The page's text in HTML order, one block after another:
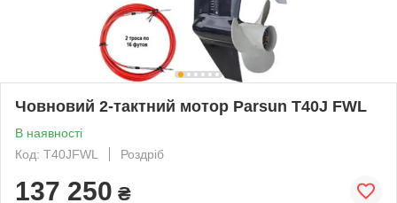
Човновий 2-тактний мотор Parsun T40J FWL
В наявності
Код: T40JFWL
Роздріб
137 250 ₴